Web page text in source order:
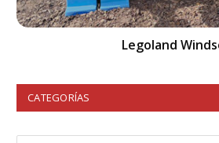
Legoland
CATEGORÍAS